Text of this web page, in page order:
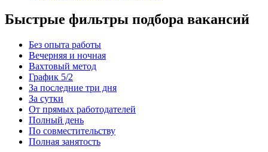
Быстрые фильтры подбора вакансий
Без опыта работы
Вечерняя и ночная
Вахтовый метод
График 5/2
За последние три дня
За сутки
От прямых работодателей
Полный день
По совместительству
Полная занятость